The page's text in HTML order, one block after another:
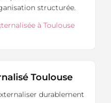
structurée.
à Toulouse
Toulouse
durablement